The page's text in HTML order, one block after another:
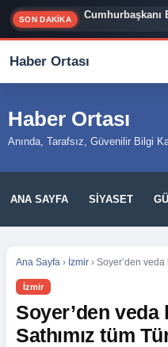
SON DAKİKA İzmir
Haber Ortası
Haber Ortası
Anında, Tarafsız, Güvenilir Bilgi
ANA SAYFA SIYASET
Ana Sayfa › İzmir › Soyer’den veda
İzmir
Soyer’den veda
Sathımız tüm